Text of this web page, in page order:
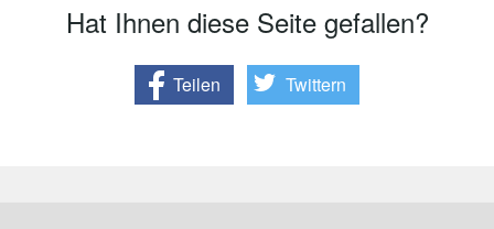
Hat Ihnen diese Seite gefallen?
Teilen Twittern